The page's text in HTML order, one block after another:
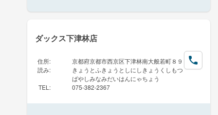
ダックス下津林店
住所:
京都府京都市西京区下津林南大般若町８９
読み:
きょうとふきょうとしにしきょうくしもつ
ばやしみなみだいはんにゃちょう
TEL : 075-382-2367